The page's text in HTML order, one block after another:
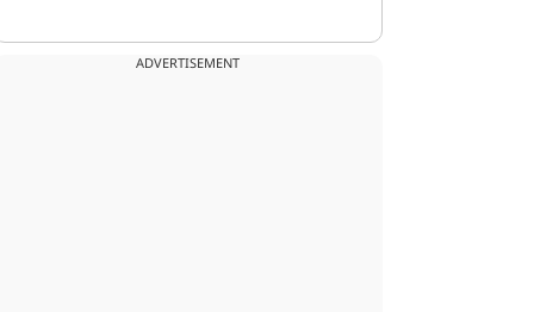
ADVERTISEMENT